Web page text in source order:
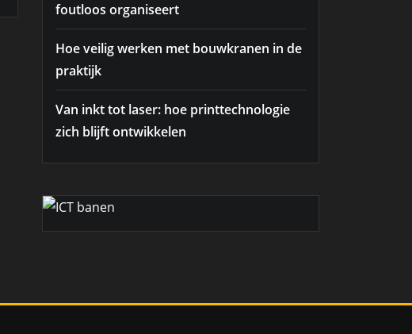
foutloos organiseert
Hoe veilig werken met bouwkranen in de
praktijk
Van inkt tot laser: hoe printtechnologie
zich blijft ontwikkelen